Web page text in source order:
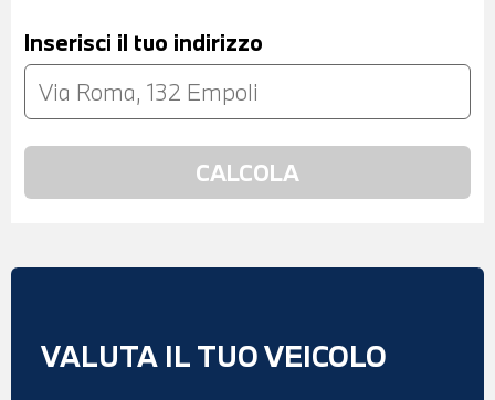
Inserisci il tuo indirizzo
VALUTA IL TUO VEICOLO